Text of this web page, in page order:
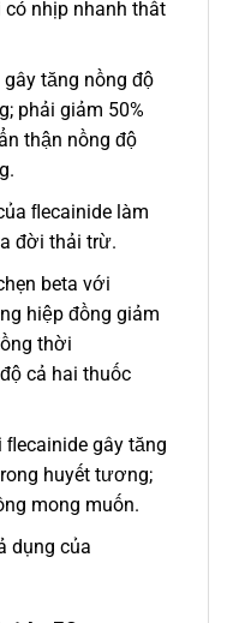
nhịp nhanh thất
tăng nồng độ
phải giảm 50%
thận nồng độ
ﬂecainide làm
đời thải trừ.
beta với
hiệp đồng giảm
thời
cả hai thuốc
gây tăng
huyết tương;
mong muốn.
dụng của